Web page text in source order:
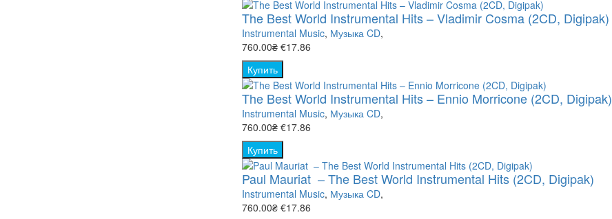
The Best World Instrumental Hits – Vladimir Cosma (2CD, Digipak)
Instrumental Music, Музыка CD,
760.00₴ €17.86
Купить
The Best World Instrumental Hits – Ennio Morricone (2CD, Digipak)
Instrumental Music, Музыка CD,
760.00₴ €17.86
Купить
Paul Mauriat ‎ – The Best World Instrumental Hits (2CD, Digipak)
Instrumental Music, Музыка CD,
760.00₴ €17.86